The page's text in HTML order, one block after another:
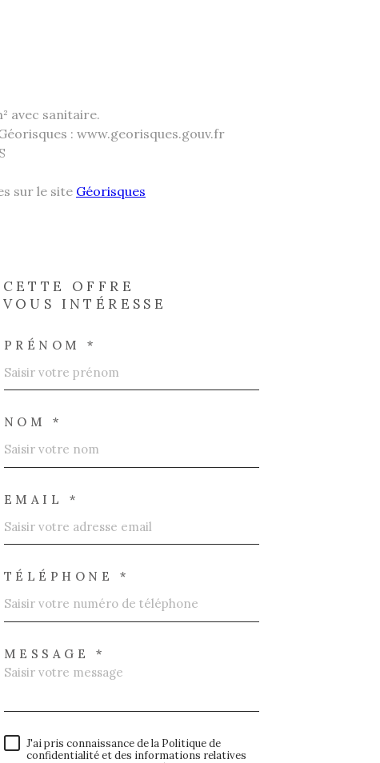
avec sanitaire.
: www.georisques.gouv.fr
sur le site Géorisques
CETTE OFFRE
VOUS INTÉRESSE
PRÉNOM *
NOM *
EMAIL *
TÉLÉPHONE *
MESSAGE *
J'ai pris connaissance de la Politique de
confidentialité et des informations relatives